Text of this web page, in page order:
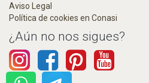
Aviso Legal
Política de cookies en Conasi
¿Aún no nos sigues?